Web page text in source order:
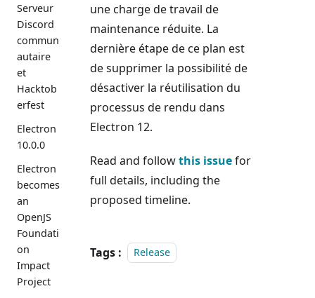
Serveur
Discord
commun
autaire
et
Hacktob
erfest
Electron
10.0.0
Electron
becomes
an
OpenJS
Foundati
on
Impact
Project
une charge de travail de
maintenance réduite. La
dernière étape de ce plan est
de supprimer la possibilité de
désactiver la réutilisation du
processus de rendu dans
Electron 12.
Read and followthis issuefor
full details, including the
proposed timeline.
Tags : Release